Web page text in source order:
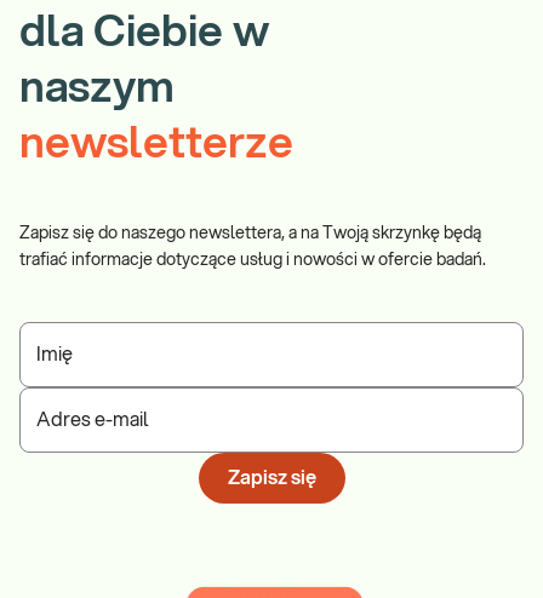
dla Ciebie w
naszym
newsletterze
Zapisz się do naszego newslettera, a na Twoją skrzynkę będą
trafiać informacje dotyczące usług i nowości w ofercie badań.
Imię
Adres e-mail
Zapisz się